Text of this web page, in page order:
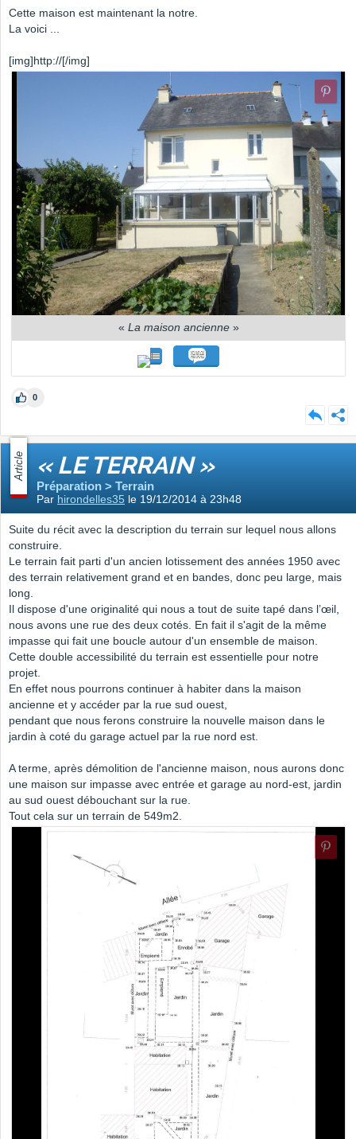
Cette maison est maintenant la notre.
La voici ...
[img]http://[/img]
« La maison ancienne»
0
Article « LE TERRAIN »
Préparation > Terrain
Par hirondelles35 le 19/12/2014 à 23h48
Suite du récit avec la description du terrain sur lequel nous allons
construire.
Le terrain fait parti d'un ancien lotissement des années 1950 avec
des terrain relativement grand et en bandes, donc peu large, mais
long.
Il dispose d'une originalité qui nous a tout de suite tapé dans l’œil,
nous avons une rue des deux cotés. En fait il s'agit de la même
impasse qui fait une boucle autour d'un ensemble de maison.
Cette double accessibilité du terrain est essentielle pour notre
projet.
En effet nous pourrons continuer à habiter dans la maison
ancienne et y accéder par la rue sud ouest,
pendant que nous ferons construire la nouvelle maison dans le
jardin à coté du garage actuel par la rue nord est.
A terme, après démolition de l'ancienne maison, nous aurons donc
une maison sur impasse avec entrée et garage au nord-est, jardin
au sud ouest débouchant sur la rue.
Tout cela sur un terrain de 549m2.